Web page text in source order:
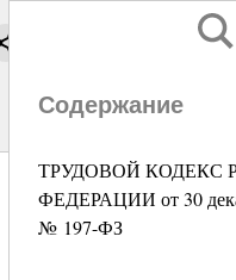
Содержание
ТРУДОВОЙ КОДЕКС
ФЕДЕРАЦИИ от 30
№ 197-ФЗ